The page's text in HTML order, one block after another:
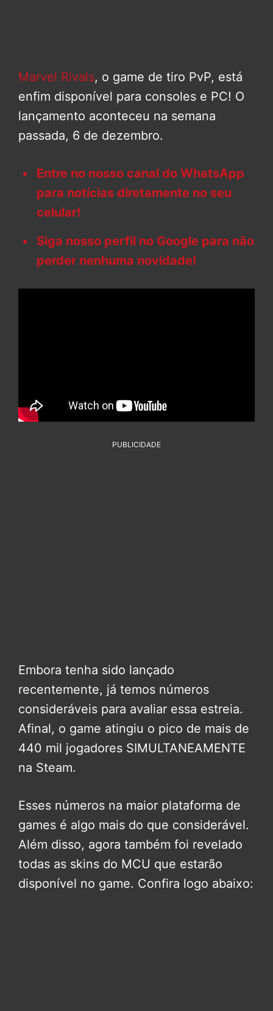
Marvel Rivals, o game de tiro PvP, está
enfim disponível para consoles e PC! O
lançamento aconteceu na semana
passada, 6 de dezembro.
Entre no nosso canal do WhatsApp
para notícias diretamente no seu
celular!
Siga nosso perfil no Google para não
perder nenhuma novidade!
PUBLICIDADE
Embora tenha sido lançado
recentemente, já temos números
consideráveis para avaliar essa estreia.
Afinal, o game atingiu o pico de mais de
440 mil jogadores SIMULTANEAMENTE
na Steam.
Esses números na maior plataforma de
games é algo mais do que considerável.
Além disso, agora também foi revelado
todas as skins do MCU que estarão
disponível no game. Confira logo abaixo: